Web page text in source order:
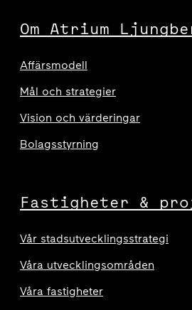
Om Atrium
Affärsmodell
Mål och strategier
Vision och värderingar
Bolagsstyrning
Fastigheter &
Vår stadsutvecklingsstrategi
Våra utvecklingsområden
Våra fastigheter